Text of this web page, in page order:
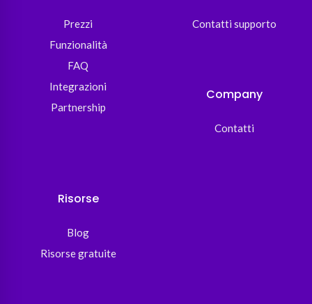
Prezzi
Funzionalità
FAQ
Integrazioni
Partnership
Contatti supporto
Company
Contatti
Risorse
Blog
Risorse gratuite